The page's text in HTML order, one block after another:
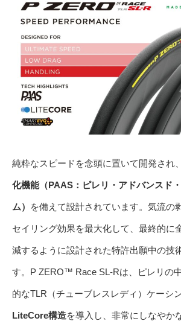
純粋なスピードを念頭に置いて開発され、
化機能（PAAS：ピレリ・アドバンスド
ム） を備えて設計されています。気流の
セイリング効果を最大化して、最終的に
減するように設計された特許出願中の技
す。P ZERO™ Race SL-Rは、ピレリの
的なTLR（チューブレスレディ）ケーシ
LiteCore構造を導入し、非常にしなやか